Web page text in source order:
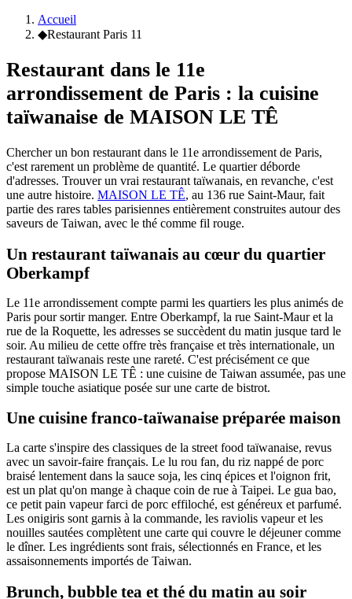
Accueil
◆Restaurant Paris 11
Restaurant dans le 11e
arrondissement de Paris : la cuisine
taïwanaise de MAISON LE TÊ
Chercher un bon restaurant dans le 11e arrondissement de Paris,
c'est rarement un problème de quantité. Le quartier déborde
d'adresses. Trouver un vrai restaurant taïwanais, en revanche, c'est
une autre histoire. MAISON LE TÊ, au 136 rue Saint-Maur, fait
partie des rares tables parisiennes entièrement construites autour des
saveurs de Taiwan, avec le thé comme fil rouge.
Un restaurant taïwanais au cœur du quartier
Oberkampf
Le 11e arrondissement compte parmi les quartiers les plus animés de
Paris pour sortir manger. Entre Oberkampf, la rue Saint-Maur et la
rue de la Roquette, les adresses se succèdent du matin jusque tard le
soir. Au milieu de cette offre très française et très internationale, un
restaurant taïwanais reste une rareté. C'est précisément ce que
propose MAISON LE TÊ : une cuisine de Taiwan assumée, pas une
simple touche asiatique posée sur une carte de bistrot.
Une cuisine franco-taïwanaise préparée maison
La carte s'inspire des classiques de la street food taïwanaise, revus
avec un savoir-faire français. Le lu rou fan, du riz nappé de porc
braisé lentement dans la sauce soja, les cinq épices et l'oignon frit,
est un plat qu'on mange à chaque coin de rue à Taipei. Le gua bao,
ce petit pain vapeur farci de porc effiloché, est généreux et parfumé.
Les onigiris sont garnis à la commande, les raviolis vapeur et les
nouilles sautées complètent une carte qui couvre le déjeuner comme
le dîner. Les ingrédients sont frais, sélectionnés en France, et les
assaisonnements importés de Taiwan.
Brunch, bubble tea et thé du matin au soir